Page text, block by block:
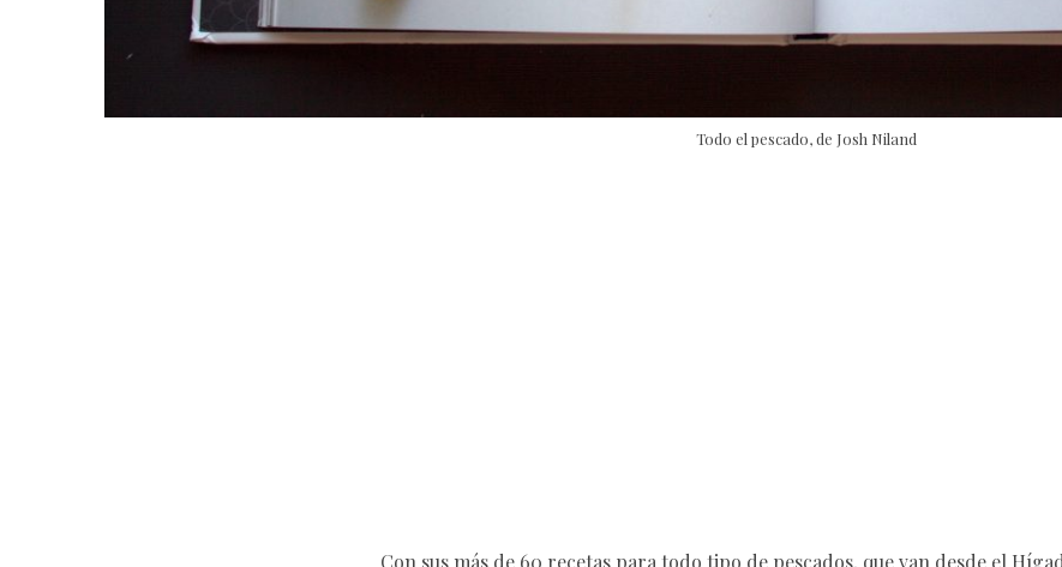
Todo el pescado, de Josh Niland
Con sus más de 60 recetas para todo tipo de pescados, que van desde el